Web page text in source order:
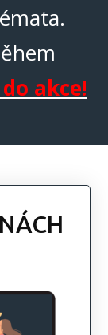
akce!